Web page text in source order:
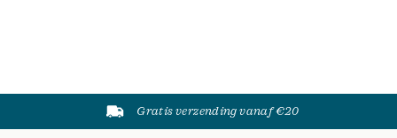
Gratis verzending vanaf €20